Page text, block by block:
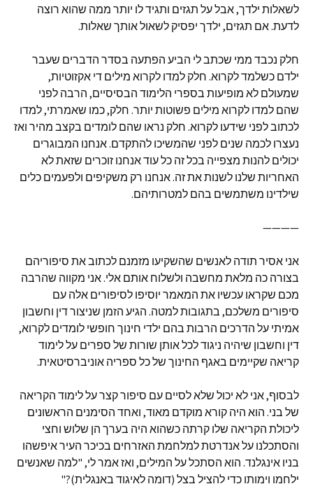
לשאלות ילדך, אבל על תגזים ותגיד לו יותר ממה שהוא רוצה
לדעת. אם תגזים, ילדך יפסיק לשאול אותך שאלות.
חלק נכבד ממי שכתב לי הביע הפתעה בסדר הדברים שעבר
ילדם כשלמד לקרוא. חלק למדו לקרוא מילים די אקזוטיות,
שמעולם לא מופיעות בספרי הלימוד הבסיסיים, הרבה לפני
שהם למדו לקרוא מילים פשוטות יותר. חלק, כמו שאמרתי, למדו
לכתוב לפני שידעו לקרוא. חלק נראו שהם לומדים בקצב מהיר ואז
נעצרו לכמה שנים לפני שהמשיכו להתקדם. אנחנו המבוגרים
יכולים להנות מצפייה בכל זה כל עוד אנחנו זוכרים שזאת לא
האחריות שלנו לשנות את זה. אנחנו רק משקיפים ולפעמים כלים
שילדינו משתמשים בהם למטרותיהם.
————
אני אסיר תודה לאנשים שהשקיעו מזמנם לכתוב את סיפוריהם
בצורה כה מלאת מחשבה ולשלוח אותם אלי. אני מקווה שהרבה
מכם שקראו עכשיו את המאמר יוסיפו לסיפורים אלה עם
סיפורים משלכם, בתגובות למטה. הגיע הזמן שניצור דין וחשבון
אמיתי על הדרכים הרבות בהם ילדי חינוך חופשי לומדים לקרוא,
דין וחשבון שיהיה ניגוד לכל אותן שורות של ספרים על לימוד
קריאה שקיימים באגף החינוך של כל ספריה אוניברסיטאית.
לבסוף, אני לא יכול שלא לסיים עם סיפור קצר על לימוד הקריאה
של בני. הוא היה קורא מוקדם מאוד, ואחד הסימנים הראשונים
ליכולת הקריאה שלו קרתה כשהוא היה בערך הן שלוש וחצי
והסתכלנו על אנדרטת למלחמת האזרחים בכיכר העיר איפשהו
בניו אינגלנד. הוא הסתכל על המילים, ואז אמר לי, "למה שאנשים
ילחמו וימותו כדי להציל בצל (דומה לאיגוד באנגלית)?"